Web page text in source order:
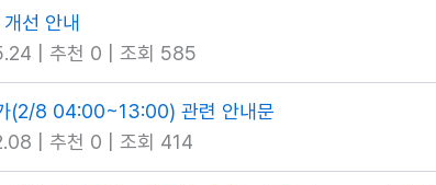
선 안내
추천 0 조회 585
(2/8 04:00~13:00) 관련 안내문
추천 0 조회 414